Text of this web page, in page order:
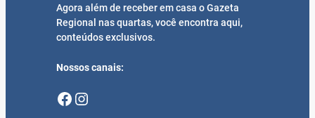
Agora além de receber em casa o Gazeta
Regional nas quartas, você encontra aqui,
conteúdos exclusivos.
Nossos canais:
Facebook Instagram